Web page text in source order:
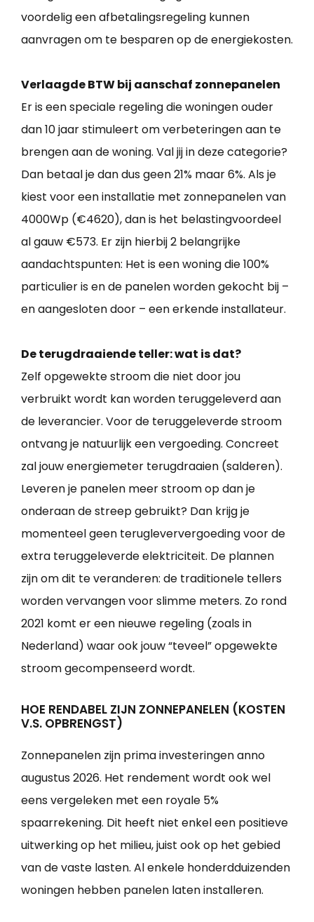
voordelig een afbetalingsregeling kunnen
aanvragen om te besparen op de energiekosten.
Verlaagde BTW bij aanschaf zonnepanelen
Er is een speciale regeling die woningen ouder
dan 10 jaar stimuleert om verbeteringen aan te
brengen aan de woning. Val jij in deze categorie?
Dan betaal je dan dus geen 21% maar 6%. Als je
kiest voor een installatie met zonnepanelen van
4000Wp (€4620), dan is het belastingvoordeel
al gauw €573. Er zijn hierbij 2 belangrijke
aandachtspunten: Het is een woning die 100%
particulier is en de panelen worden gekocht bij –
en aangesloten door – een erkende installateur.
De terugdraaiende teller: wat is dat?
Zelf opgewekte stroom die niet door jou
verbruikt wordt kan worden teruggeleverd aan
de leverancier. Voor de teruggeleverde stroom
ontvang je natuurlijk een vergoeding. Concreet
zal jouw energiemeter terugdraaien (salderen).
Leveren je panelen meer stroom op dan je
onderaan de streep gebruikt? Dan krijg je
momenteel geen terugleververgoeding voor de
extra teruggeleverde elektriciteit. De plannen
zijn om dit te veranderen: de traditionele tellers
worden vervangen voor slimme meters. Zo rond
2021 komt er een nieuwe regeling (zoals in
Nederland) waar ook jouw “teveel” opgewekte
stroom gecompenseerd wordt.
HOE RENDABEL ZIJN ZONNEPANELEN (KOSTEN
V.S. OPBRENGST)
Zonnepanelen zijn prima investeringen anno
augustus 2026. Het rendement wordt ook wel
eens vergeleken met een royale 5%
spaarrekening. Dit heeft niet enkel een positieve
uitwerking op het milieu, juist ook op het gebied
van de vaste lasten. Al enkele honderdduizenden
woningen hebben panelen laten installeren.